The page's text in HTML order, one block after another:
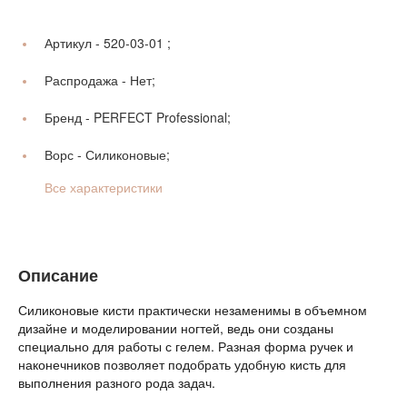
Артикул - 520-03-01 ;
Распродажа - Нет;
Бренд - PERFECT Professional;
Ворс - Силиконовые;
Все характеристики
Описание
Силиконовые кисти практически незаменимы в объемном
дизайне и моделировании ногтей, ведь они созданы
специально для работы с гелем. Разная форма ручек и
наконечников позволяет подобрать удобную кисть для
выполнения разного рода задач.